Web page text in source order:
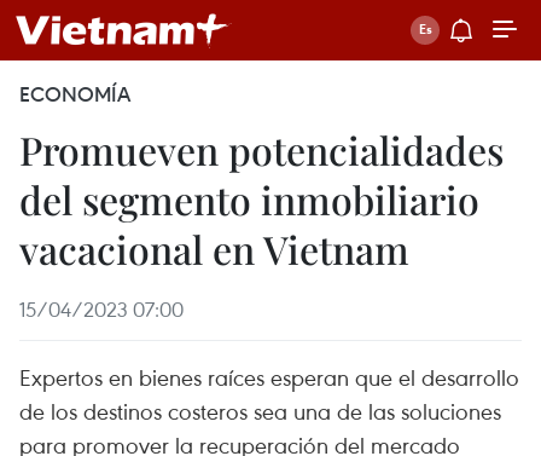
ECONOMÍA
Promueven potencialidades
del segmento inmobiliario
vacacional en Vietnam
15/04/2023 07:00
Expertos en bienes raíces esperan que el desarrollo
de los destinos costeros sea una de las soluciones
para promover la recuperación del mercado